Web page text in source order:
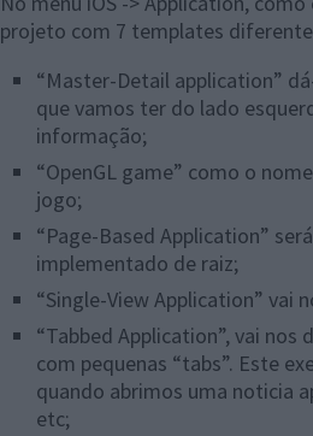
projeto com 7 templates
“Master-Detail application”
que vamos ter do lado
informação;
“OpenGL game” como o
jogo;
“Page-Based Application”
implementado de raiz;
“Single-View Application” vai
“Tabbed Application”, vai
com pequenas “tabs”. Este
quando abrimos uma noticia
etc;